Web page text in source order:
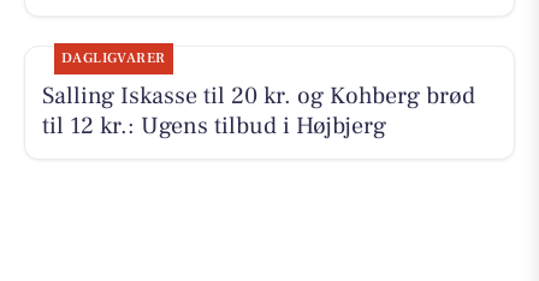
DAGLIGVARER
Salling Iskasse til 20 kr. og Kohberg brød
til 12 kr.: Ugens tilbud i Højbjerg